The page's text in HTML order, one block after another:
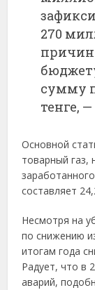
270
причин
сумму
тенге,
Основной
товарный газ,
составляет
Несмотря на
по снижению
итогам года
Радует, что в
аварий,